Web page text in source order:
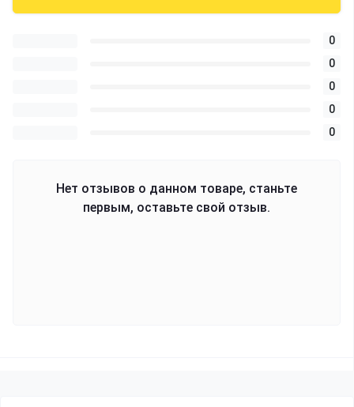
0
0
0
0
0
Нет отзывов о данном товаре, станьте
первым, оставьте свой отзыв.